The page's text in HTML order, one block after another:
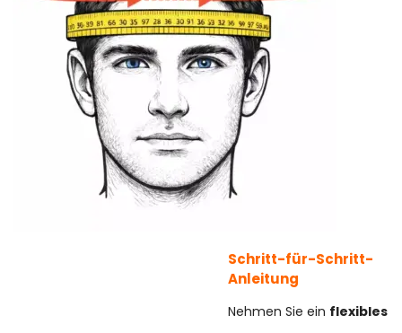
Schritt-für-Schritt-
Anleitung
Nehmen Sie ein flexibles